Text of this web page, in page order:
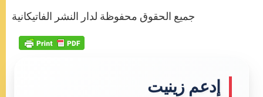
جميع الحقوق محفوظة لدار النشر الفاتيكانية
إدعم زينيت